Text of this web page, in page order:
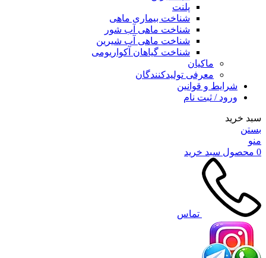
پلنت
شناخت بیماری ماهی
شناخت ماهی آب شور
شناخت ماهی آب شیرین
شناخت گیاهان آکواریومی
ماکیان
معرفی تولیدکنندگان
شرایط و قوانین
ورود / ثبت نام
سبد خرید
بستن
منو
0 محصول سبد خرید
تماس